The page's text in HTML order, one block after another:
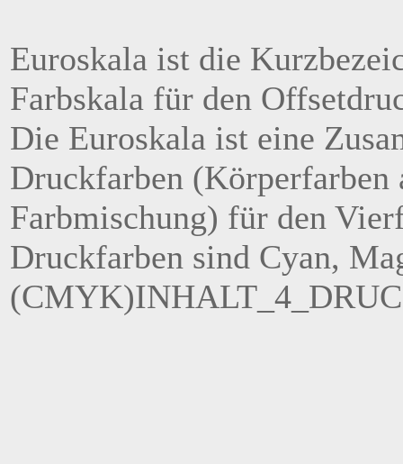
Euroskala ist die
Farbskala für den
Die Euroskala ist eine
Druckfarben (Körperfarben
Farbmischung) für den
Druckfarben sind Cyan,